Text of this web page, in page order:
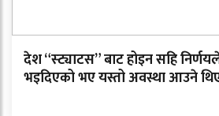
देश “स्ट्याटस” बाट होइन सहि
भइदिएको भए यस्तो अवस्था आउने